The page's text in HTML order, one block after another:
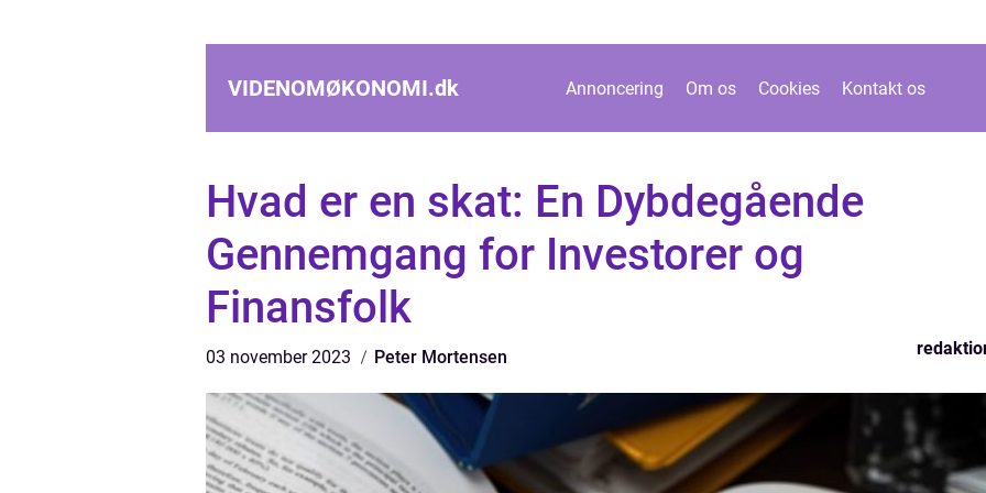
VIDENOMØKONOMI.dk Annoncering Om os Cookies Kontakt os
Hvad er en skat: En Dybdegående
Gennemgang for Investorer og
Finansfolk
03 november 2023 Peter Mortensen